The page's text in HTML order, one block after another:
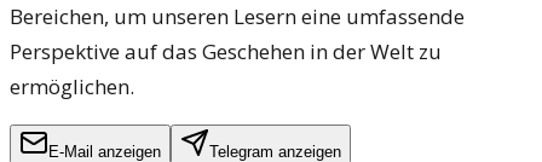
Bereichen, um unseren Lesern eine umfassende
Perspektive auf das Geschehen in der Welt zu
ermöglichen.
E-Mail anzeigen Telegram anzeigen